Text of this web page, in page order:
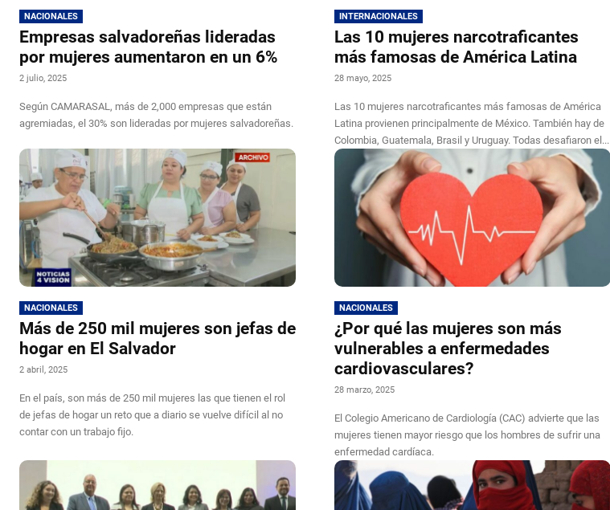
NACIONALES
Empresas salvadoreñas lideradas
por mujeres aumentaron en un 6%
2 julio, 2025
Según CAMARASAL, más de 2,000 empresas que están
agremiadas, el 30% son lideradas por mujeres salvadoreñas.
INTERNACIONALES
Las 10 mujeres narcotraficantes
más famosas de América Latina
28 mayo, 2025
Las 10 mujeres narcotraficantes más famosas de América
Latina provienen principalmente de México. También hay de
Colombia, Guatemala, Brasil y Uruguay. Todas desafiaron el...
NACIONALES
Más de 250 mil mujeres son jefas de
hogar en El Salvador
2 abril, 2025
En el país, son más de 250 mil mujeres las que tienen el rol
de jefas de hogar un reto que a diario se vuelve difícil al no
contar con un trabajo fijo.
NACIONALES
¿Por qué las mujeres son más
vulnerables a enfermedades
cardiovasculares?
28 marzo, 2025
El Colegio Americano de Cardiología (CAC) advierte que las
mujeres tienen mayor riesgo que los hombres de sufrir una
enfermedad cardíaca.